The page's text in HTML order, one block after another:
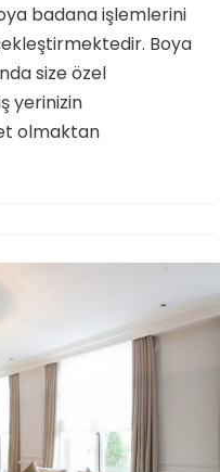
badana işlemlerini
Boya
size özel
yerinizin
olmaktan